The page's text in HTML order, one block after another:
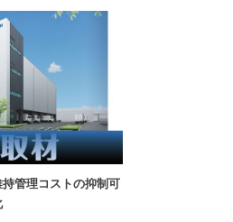
持管理コストの抑制可